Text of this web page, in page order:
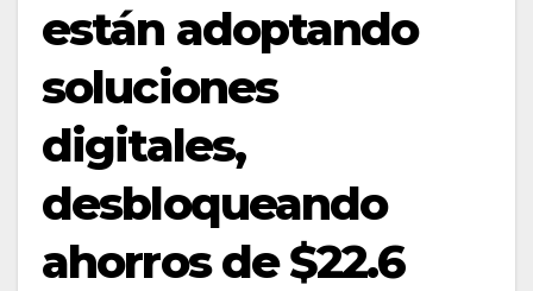
están adoptando
soluciones
digitales,
desbloqueando
ahorros de $22.6